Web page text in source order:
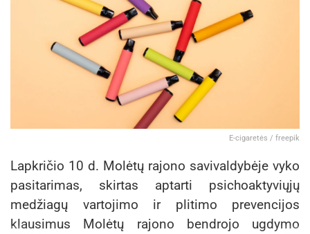
E-cigaretės / freepik
Lapkričio 10 d. Molėtų rajono savivaldybėje vyko
pasitarimas, skirtas aptarti psichoaktyviųjų
medžiagų vartojimo ir plitimo prevencijos
klausimus Molėtų rajono bendrojo ugdymo